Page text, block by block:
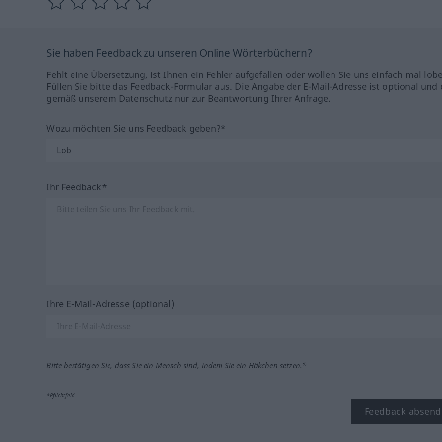
Sie haben Feedback zu unseren Online Wörterbüchern?
Fehlt eine Übersetzung, ist Ihnen ein Fehler aufgefallen oder wollen Sie uns einfach mal
Füllen Sie bitte das Feedback-Formular aus. Die Angabe der E-Mail-Adresse ist optional und
gemäß unserem Datenschutz nur zur Beantwortung Ihrer Anfrage.
Wozu möchten Sie uns Feedback geben?*
Ihr Feedback*
Ihre E-Mail-Adresse (optional)
Bitte bestätigen Sie, dass Sie ein Mensch sind, indem Sie ein Häkchen setzen.*
*Pflichtfeld
Feedback